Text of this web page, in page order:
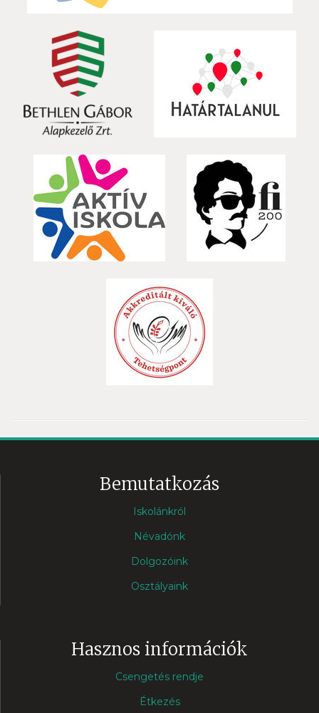
Bemutatkozás
Iskolánkról
Névadónk
Dolgozóink
Osztályaink
Hasznos információk
Csengetés rendje
Étkezés